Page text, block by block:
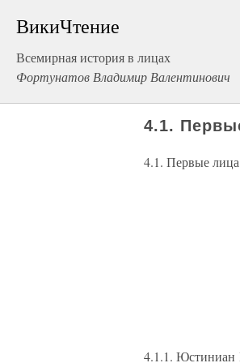
ВикиЧтение
Всемирная история в лицах
Фортунатов Владимир Валентинович
4.1.
4.1. Первые лица
4.1.1. Юстиниан